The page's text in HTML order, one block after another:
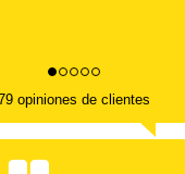
opiniones de clientes